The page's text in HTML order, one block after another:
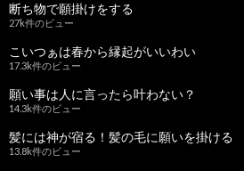
断ち物で願掛けをする
27k件のビュー
こいつぁは春から縁起がいいわい
17.3k件のビュー
願い事は人に言ったら叶わない？
14.3k件のビュー
髪には神が宿る！髪の毛に願いを掛ける
13.8k件のビュー